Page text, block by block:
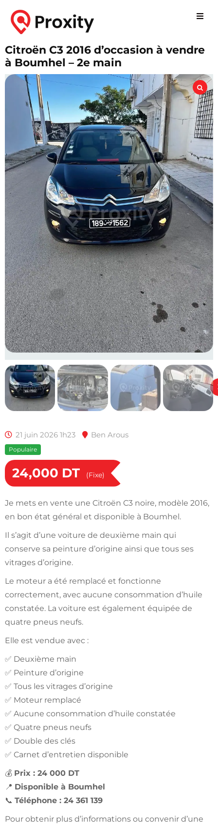
Citroën C3 2016 d’occasion à vendre
à Boumhel – 2e main
21 juin 2026 1h23 Ben Arous
Populaire
24,000 DT (Fixe)
Je mets en vente une Citroën C3 noire, modèle 2016,
en bon état général et disponible à Boumhel.
Il s’agit d’une voiture de deuxième main qui
conserve sa peinture d’origine ainsi que tous ses
vitrages d’origine.
Le moteur a été remplacé et fonctionne
correctement, avec aucune consommation d’huile
constatée. La voiture est également équipée de
quatre pneus neufs.
Elle est vendue avec :
✅ Deuxième main
✅ Peinture d’origine
✅ Tous les vitrages d’origine
✅ Moteur remplacé
✅ Aucune consommation d’huile constatée
✅ Quatre pneus neufs
✅ Double des clés
✅ Carnet d’entretien disponible
💰 Prix : 24 000 DT
📍 Disponible à Boumhel
📞 Téléphone : 24 361 139
Pour obtenir plus d’informations ou convenir d’une